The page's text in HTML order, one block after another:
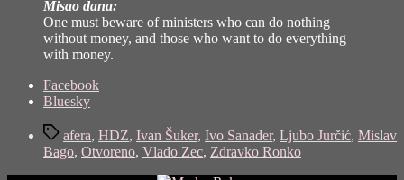
Misao dana:
One must beware of ministers who can do nothing
without money, and those who want to do everything
with money.
Share
"Kuda
Facebook
Bluesky
Tagsafera, HDZ, Ivan Šuker, Ivo Sanader, Ljubo Jurčić, Mislav
Bago, Otvoreno, Vlado Zec, Zdravko Ronko